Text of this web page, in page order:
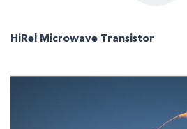
HiRel Microwave Transistor